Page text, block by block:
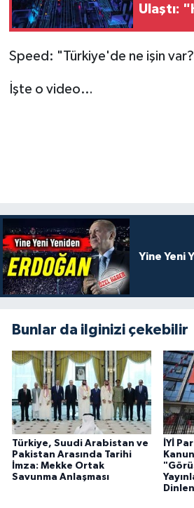
Ulaştı:
Speed: "Türkiye'de ne işin
İşte o video…
Yine Yeni
Bunlar da ilginizi çekebilir
Türkiye, Suudi Arabistan ve
Pakistan Arasında Tarihi
İmza: Mekke Ortak
Savunma Anlaşması
İYİ